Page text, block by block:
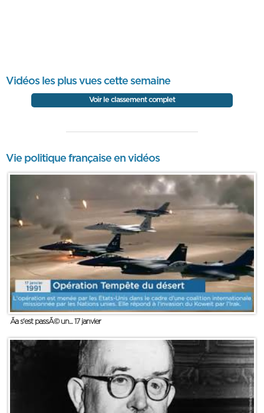
Vidéos les plus vues cette semaine
Voir le classement complet
Vie politique française en vidéos
Ãa s'est passÃ© un... 17 janvier